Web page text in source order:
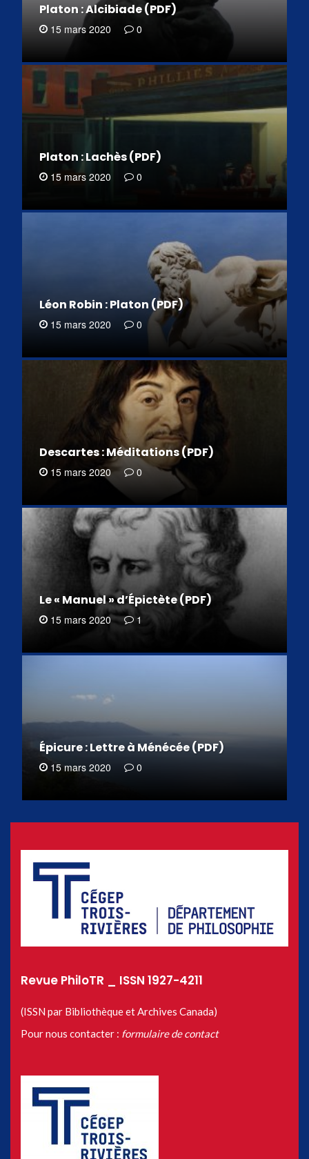
Platon : Alcibiade (PDF)
15 mars 2020 0
Platon : Lachès (PDF)
15 mars 2020 0
Léon Robin : Platon (PDF)
15 mars 2020 0
Descartes : Méditations (PDF)
15 mars 2020 0
Le « Manuel » d’Épictète (PDF)
15 mars 2020 1
Épicure : Lettre à Ménécée (PDF)
15 mars 2020 0
Revue PhiloTR _ ISSN 1927-4211
(ISSN par Bibliothèque et Archives Canada)
Pour nous contacter : formulaire de contact